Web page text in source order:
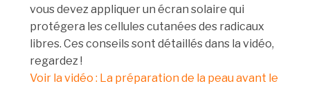
vous devez appliquer un écran solaire qui
protégera les cellules cutanées des radicaux
libres. Ces conseils sont détaillés dans la vidéo,
regardez !
Voir la vidéo : La préparation de la peau avant le